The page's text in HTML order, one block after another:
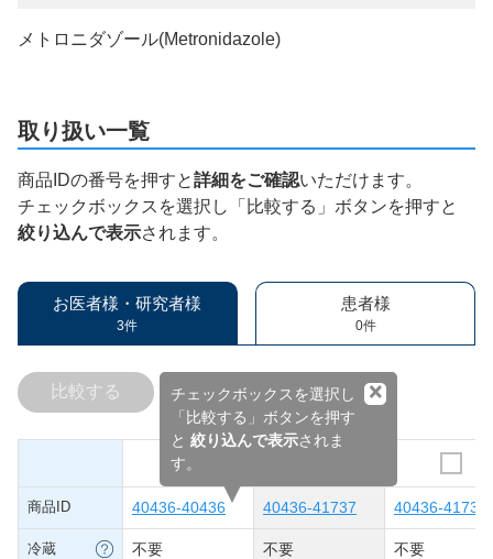
メトロニダゾール(Metronidazole)
取り扱い一覧
商品IDの番号を押すと詳細をご確認いただけます。
チェックボックスを選択し「比較する」ボタンを押すと
絞り込んで表示されます。
お医者様・研究者様
3件
患者様
0件
チェックボックスを選択し
「比較する」ボタンを押す
と 絞り込んで表示されま
す。
×
比較する
商品ID 40436-40436 40436-41737 40436-41736
冷蔵 不要 不要 不要